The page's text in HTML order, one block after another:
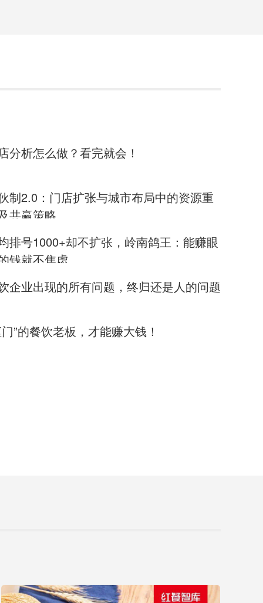
分析怎么做？看完就会！
制2.0：门店扩张与城市布局中的资源重
共赢策略
排号1000+却不扩张，岭南鸽王：能赚眼
钱就不焦虑
企业出现的所有问题，终归还是人的问题
”的餐饮老板，才能赚大钱！